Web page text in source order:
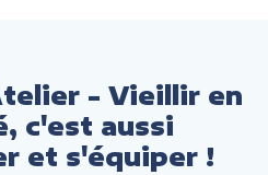
- Vieillir en
c'est aussi
et s'équiper !